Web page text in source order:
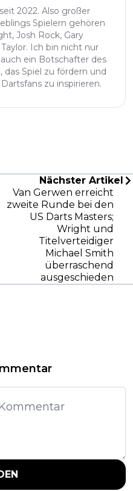
2022. Also großer
Spielern gehören
Josh Rock, Gary
Ich bin nicht nur
ein Botschafter des
Spiel zu fördern und
zu inspirieren.
Nächster Artikel
Van Gerwen erreicht
zweite Runde bei den
US Darts Masters;
Wright und
Titelverteidiger
Michael Smith
überraschend
ausgeschieden